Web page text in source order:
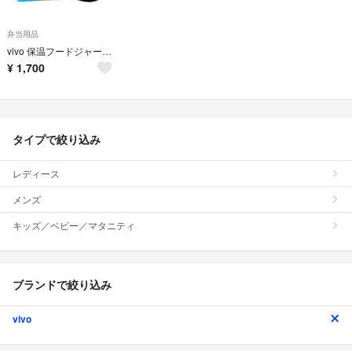
弁当用品
vivo 保温フードジャー700mlブラック×ブルー
¥ 1,700
タイプで絞り込み
レディース
メンズ
キッズ／ベビー／マタニティ
ブランドで絞り込み
vivo